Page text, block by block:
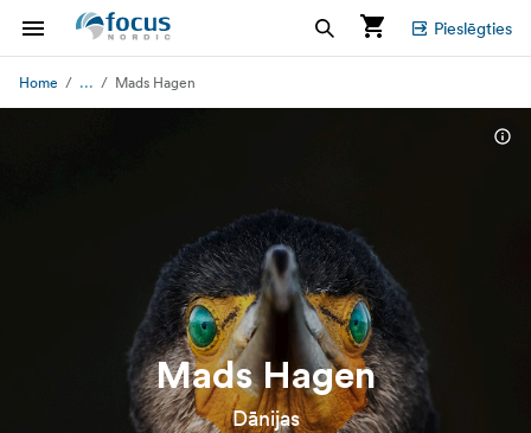
Pieslēgties
Home ... Mads Hagen
Mads Hagen
Dānijas